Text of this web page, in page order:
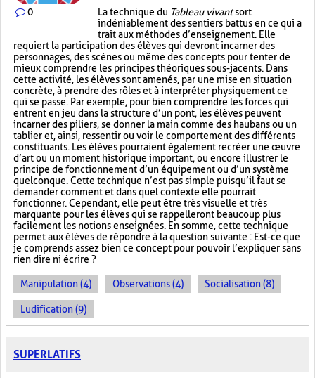
0 La technique du Tableau vivantsort
indéniablement des sentiers battus en ce qui a
trait aux méthodes d’enseignement. Elle
requiert la participation des élèves qui devront incarner des
personnages, des scènes ou même des concepts pour tenter de
mieux comprendre les principes théoriques sous-jacents. Dans
cette activité, les élèves sont amenés, par une mise en situation
concrète, à prendre des rôles et à interpréter physiquement ce
qui se passe. Par exemple, pour bien comprendre les forces qui
entrent en jeu dans la structure d’un pont, les élèves peuvent
incarner des piliers, se donner la main comme des haubans ou un
tablier et, ainsi, ressentir ou voir le comportement des différents
constituants. Les élèves pourraient également recréer une œuvre
d’art ou un moment historique important, ou encore illustrer le
principe de fonctionnement d’un équipement ou d’un système
quelconque. Cette technique n’est pas simple puisqu’il faut se
demander comment et dans quel contexte elle pourrait
fonctionner. Cependant, elle peut être très visuelle et très
marquante pour les élèves qui se rappelleront beaucoup plus
facilement les notions enseignées. En somme, cette technique
permet aux élèves de répondre à la question suivante : Est-ce que
je comprends assez bien ce concept pour pouvoir l’expliquer sans
rien dire ni écrire ?
Manipulation (4) Observations (4) Socialisation (8)
Ludification (9)
SUPERLATIFS